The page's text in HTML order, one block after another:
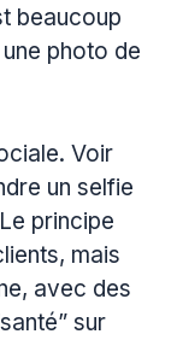
beaucoup
photo de
Voir
un selfie
principe
mais
avec des
sur